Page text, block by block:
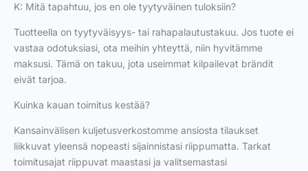
K: Mitä tapahtuu, jos en ole tyytyväinen tuloksiin?
Tuotteella on tyytyväisyys- tai rahapalautustakuu. Jos tuote ei
vastaa odotuksiasi, ota meihin yhteyttä, niin hyvitämme
maksusi. Tämä on takuu, jota useimmat kilpailevat brändit
eivät tarjoa.
Kuinka kauan toimitus kestää?
Kansainvälisen kuljetusverkostomme ansiosta tilaukset
liikkuvat yleensä nopeasti sijainnistasi riippumatta. Tarkat
toimitusajat riippuvat maastasi ja valitsemastasi